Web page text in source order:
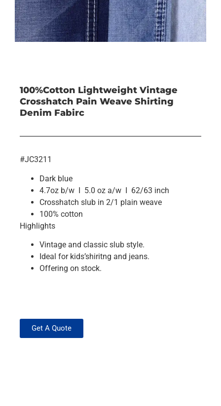
100%Cotton Lightweight Vintage
Crosshatch Pain Weave Shirting
Denim Fabirc
#JC3211
Dark blue
4.7oz b/w I 5.0 oz a/w I 62/63 inch
Crosshatch slub in 2/1 plain weave
100% cotton
Highlights
Vintage and classic slub style.
Ideal for kids’shiritng and jeans.
Offering on stock.
Get A Quote